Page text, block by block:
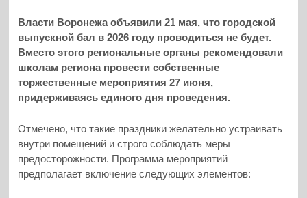
Власти Воронежа объявили 21 мая, что городской
выпускной бал в 2026 году проводиться не будет.
Вместо этого региональные органы рекомендовали
школам региона провести собственные
торжественные мероприятия 27 июня,
придерживаясь единого дня проведения.
Отмечено, что такие праздники желательно устраивать
внутри помещений и строго соблюдать меры
предосторожности. Программа мероприятий
предполагает включение следующих элементов: